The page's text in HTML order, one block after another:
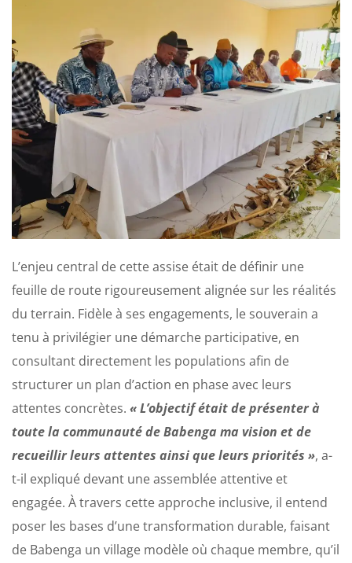
L’enjeu central de cette assise était de définir une
feuille de route rigoureusement alignée sur les réalités
du terrain. Fidèle à ses engagements, le souverain a
tenu à privilégier une démarche participative, en
consultant directement les populations afin de
structurer un plan d’action en phase avec leurs
attentes concrètes. « L’objectif était de présenter à
toute la communauté de Babenga ma vision et de
recueillir leurs attentes ainsi que leurs priorités », a-
t-il expliqué devant une assemblée attentive et
engagée. À travers cette approche inclusive, il entend
poser les bases d’une transformation durable, faisant
de Babenga un village modèle où chaque membre, qu’il